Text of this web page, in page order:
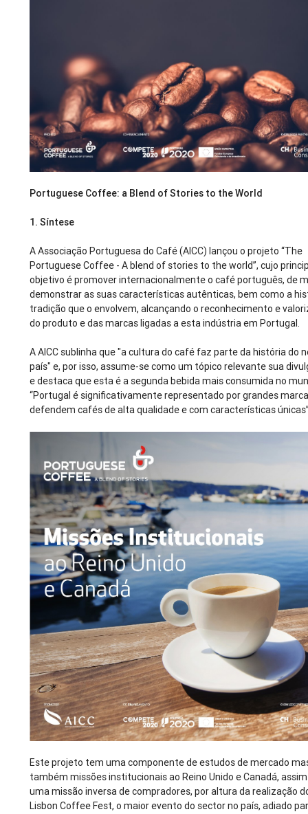
Portuguese Coffee: a Blend of Stories to the World
1. Síntese
A Associação Portuguesa do Café (AICC) lançou o projeto “The
Portuguese Coffee - A blend of stories to the world”, cujo
objetivo é promover internacionalmente o café português, de
demonstrar as suas características autênticas, bem como a
tradição que o envolvem, alcançando o reconhecimento e
do produto e das marcas ligadas a esta indústria em Portugal.
A AICC sublinha que "a cultura do café faz parte da história do
país" e, por isso, assume-se como um tópico relevante sua
e destaca que esta é a segunda bebida mais consumida no
“Portugal é significativamente representado por grandes
defendem cafés de alta qualidade e com características
Este projeto tem uma componente de estudos de mercado
também missões institucionais ao Reino Unido e Canadá,
uma missão inversa de compradores, por altura da realização
Lisbon Coffee Fest, o maior evento do sector no país, adiado